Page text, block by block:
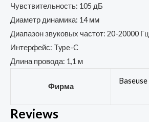
Чувствительность: 105 дБ
Диаметр динамика: 14 мм
Диапазон звуковых частот: 20-20000 Гц
Интерфейс: Type-C
Длина провода: 1,1 м
Фирма
Baseuse
Reviews